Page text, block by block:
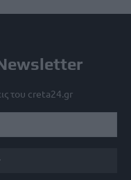
του creta24.gr